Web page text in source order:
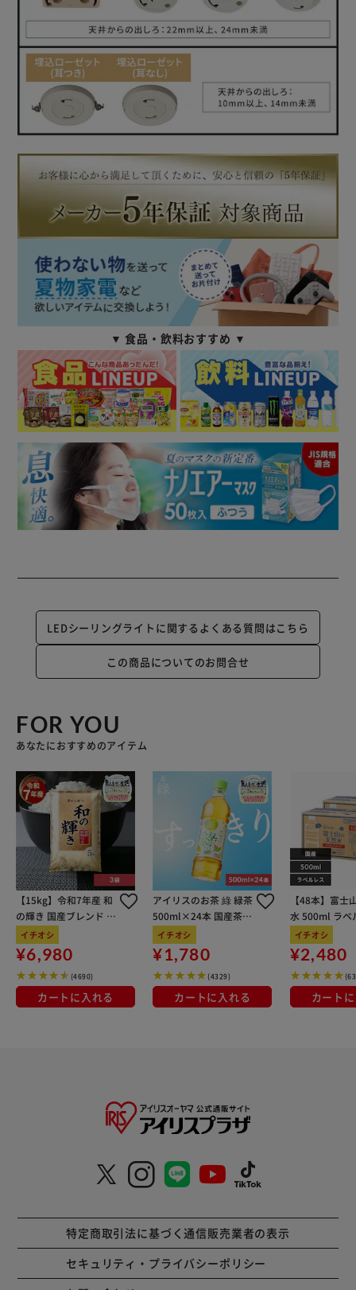
▼ 食品・飲料おすすめ ▼
LEDシーリングライトに関するよくある質問はこちら
この商品についてのお問合せ
FOR YOU
あなたにおすすめのアイテム
【15kg】令和7年産 和
の輝き 国産ブレンド 5
kg×3袋
イチオシ
¥6,980
(4690)
カートに入れる
アイリスのお茶 綠 緑茶
500ml×24本 国産茶葉
100％使用
イチオシ
¥1,780
(4329)
カートに入れる
【48本】富士
水 500ml ラベ
イチオシ
¥2,480
カート
特定商取引法に基づく通信販売業者の表示
セキュリティ・プライバシーポリシー